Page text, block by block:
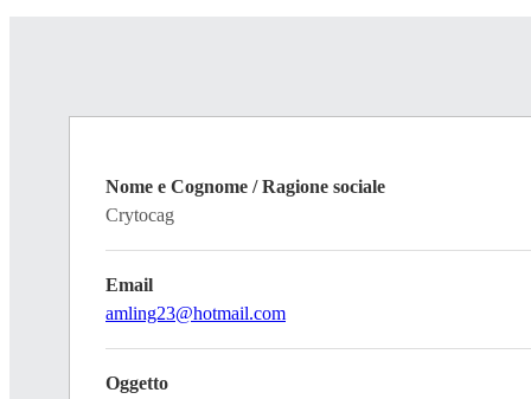
Nome e Cognome / Ragione sociale
Crytocag
Email
amling23@hotmail.com
Oggetto